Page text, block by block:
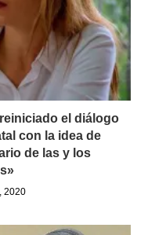
el diálogo
con la idea de
de las y los
2020